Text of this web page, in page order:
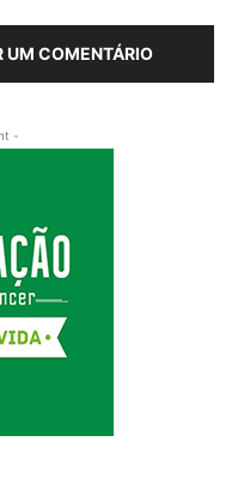
UM COMENTÁRIO
-